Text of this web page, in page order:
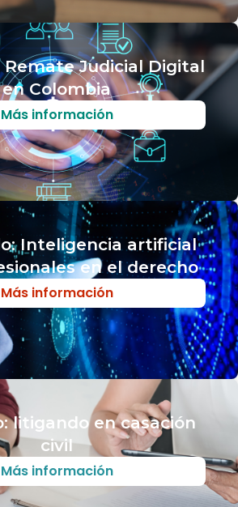
Remate Judicial Digital
en Colombia
Más información
Inteligencia artificial
en el derecho
Más información
litigando en casación
civil
Más información